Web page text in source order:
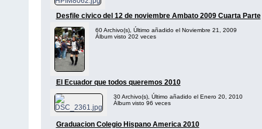
Desfile civico del 12 de noviembre Ambato 2009 Cuarta Parte
60 Archivo(s), Último añadido el Noviembre 21, 2009
Álbum visto 202 veces
El Ecuador que todos queremos 2010
30 Archivo(s), Último añadido el Enero 20, 2010
Álbum visto 96 veces
Graduacion Colegio Hispano America 2010